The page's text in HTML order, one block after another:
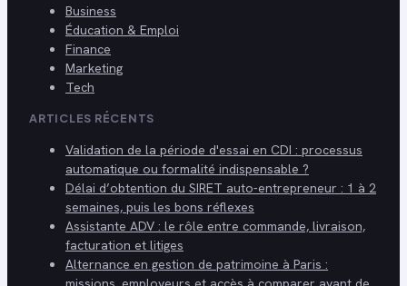
Business
Éducation & Emploi
Finance
Marketing
Tech
ARTICLES RÉCENTS
Validation de la période d'essai en CDI : processus
automatique ou formalité indispensable ?
Délai d’obtention du SIRET auto-entrepreneur : 1 à 2
semaines, puis les bons réflexes
Assistante ADV : le rôle entre commande, livraison,
facturation et litiges
Alternance en gestion de patrimoine à Paris :